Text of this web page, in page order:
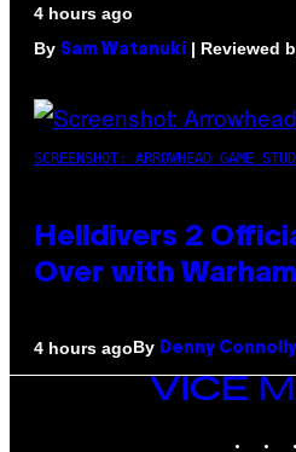
4 hours ago
By Sam Watanuki | Reviewed
SCREENSHOT: ARROWHEAD GAME
Helldivers 2
Over with
4 hours agoBy Denny Connolly
VICE